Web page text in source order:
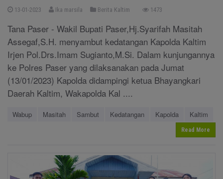
13-01-2023 Ika marsila Berita Kaltim 1473
Tana Paser - Wakil Bupati Paser,Hj.Syarifah Masitah
Assegaf,S.H. menyambut kedatangan Kapolda Kaltim
Irjen Pol.Drs.Imam Sugianto,M.Si. Dalam kunjungannya
ke Polres Paser yang dilaksanakan pada Jumat
(13/01/2023) Kapolda didampingi ketua Bhayangkari
Daerah Kaltim, Wakapolda Kal ....
Wabup Masitah Sambut Kedatangan Kapolda Kaltim
Read More